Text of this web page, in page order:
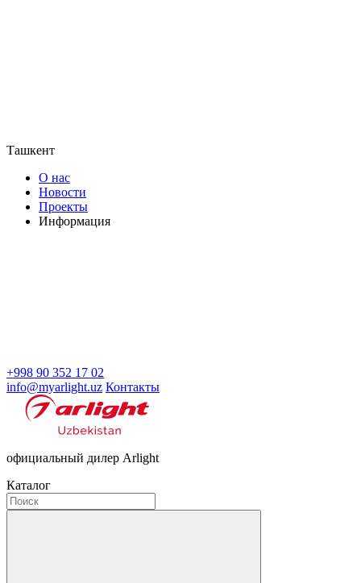
Ташкент
О нас
Новости
Проекты
Информация
+998 90 352 17 02
info@myarlight.uz Контакты
официальный дилер Arlight
Каталог